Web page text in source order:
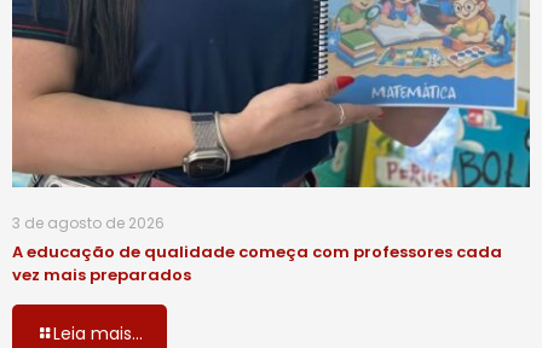
3 de agosto de 2026
A educação de qualidade começa com professores cada
vez mais preparados
Leia mais...